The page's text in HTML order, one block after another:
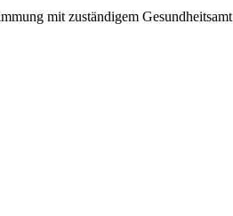
mit zuständigem Gesundheitsamt